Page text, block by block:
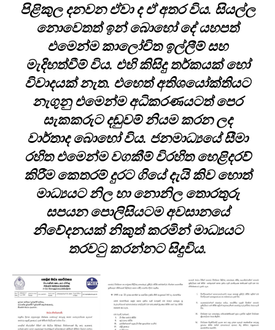
පිළිකුල දනවන ඒවා ද ඒ අතර විය. සියල්ල
නොවෙතත් ඉන් බොහෝ දේ යහපත්
එමෙන්ම කාලෝචිත ඉල්ලීම් සහ
මැදිහත්වීම් විය. එහි කිසිදු තර්කයක් හෝ
විවාදයක් නැත. එහෙත් අතිශයෝක්තියට
නැගුනු එමෙන්ම අධිකරණයටත් පෙර
සැකකරුට දඬුවම් නියම කරන ලද
වාර්තාද බොහෝ විය. ජනමාධ්‍යයේ සීමා
රහිත එමෙන්ම වගකීම් විරහිත හෙළිදරව්
කිරීම කෙතරම් දුරට ගියේ දැයි කිව හොත්
මාධ්‍යයට නිල හා නොනිල තොරතුරු
සපයන පොලිසියටම අවසානයේ
නිවේදනයක් නිකුත් කරමින් මාධ්‍යයට
තරවටු කරන්නට සිදුවිය.